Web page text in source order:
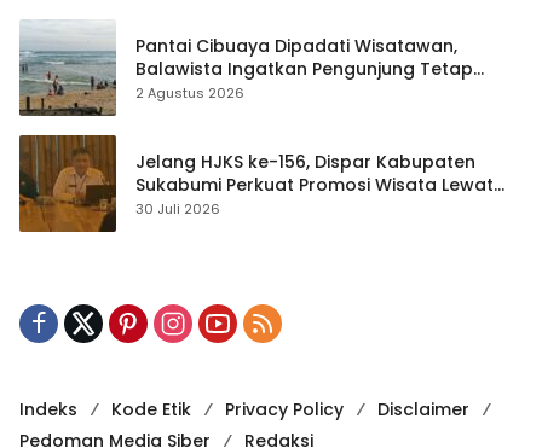
Pantai Cibuaya Dipadati Wisatawan,
Balawista Ingatkan Pengunjung Tetap
Waspada
2 Agustus 2026
Jelang HJKS ke-156, Dispar Kabupaten
Sukabumi Perkuat Promosi Wisata Lewat
Publikasi Digital
30 Juli 2026
Indeks Kode Etik Privacy Policy
Disclaimer
Pedoman Media Siber
Redaksi